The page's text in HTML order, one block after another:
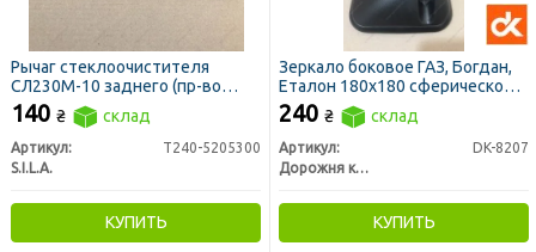
Рычаг стеклоочистителя
СЛ230М-10 заднего (пр-во
S.I.L.A.)
140 ₴ склад
Артикул:
Т240-5205300
S.I.L.A.
КУПИТЬ
Зеркало боковое ГАЗ, Богдан,
Еталон 180х180 сферическое
(бордюрное) (ДК)
240 ₴ склад
Артикул:
DK-8207
Дорожня карта
КУПИТЬ